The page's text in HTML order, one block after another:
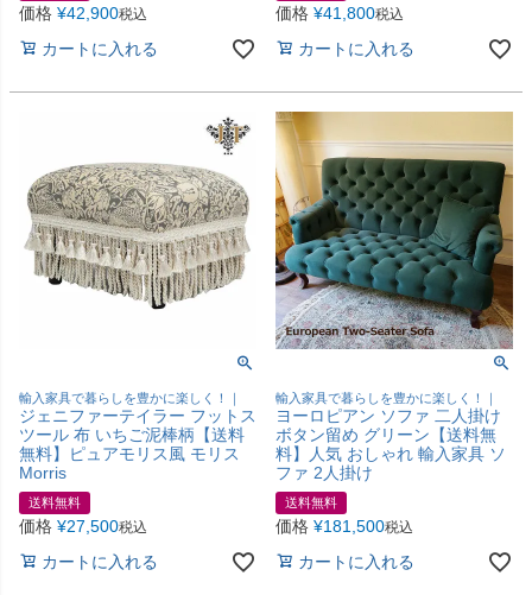
価格 ¥42,900税込
カートに入れる
価格 ¥41,800税込
カートに入れる
輸入家具で暮らしを豊かに楽しく！｜
ジェニファーテイラー フットス
ツール 布 いちご泥棒柄【送料
無料】ピュアモリス風 モリス
Morris
送料無料
価格 ¥27,500税込
カートに入れる
輸入家具で暮らしを豊かに楽しく！｜
ヨーロピアン ソファ 二人掛け
ボタン留め グリーン【送料無
料】人気 おしゃれ 輸入家具 ソ
ファ 2人掛け
送料無料
価格 ¥181,500税込
カートに入れる